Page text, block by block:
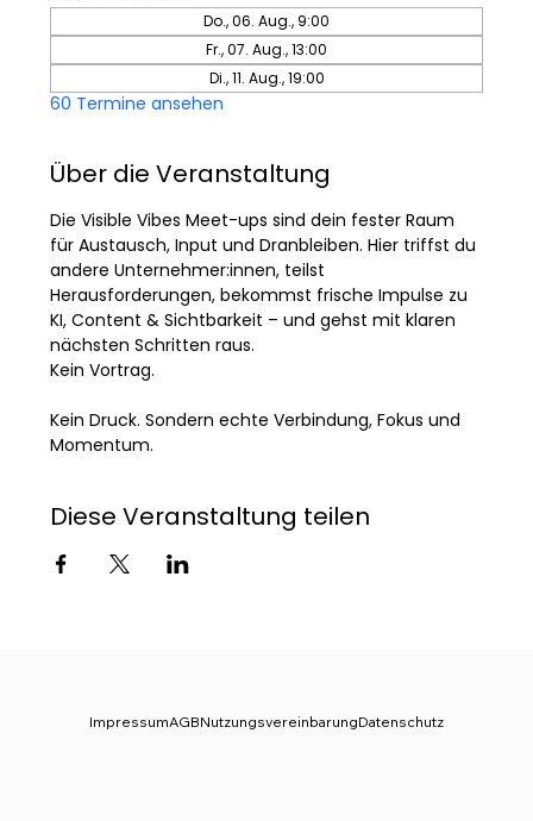
Do., 06. Aug., 9:00
Fr., 07. Aug., 13:00
Di., 11. Aug., 19:00
60 Termine ansehen
Über die Veranstaltung
Die Visible Vibes Meet-ups sind dein fester Raum
für Austausch, Input und Dranbleiben. Hier triffst du
andere Unternehmer:innen, teilst
Herausforderungen, bekommst frische Impulse zu
KI, Content & Sichtbarkeit – und gehst mit klaren
nächsten Schritten raus.
Kein Vortrag.
Kein Druck. Sondern echte Verbindung, Fokus und
Momentum.
Diese Veranstaltung teilen
Datenschutz
Nutzungsvereinbarung
AGB
Impressum